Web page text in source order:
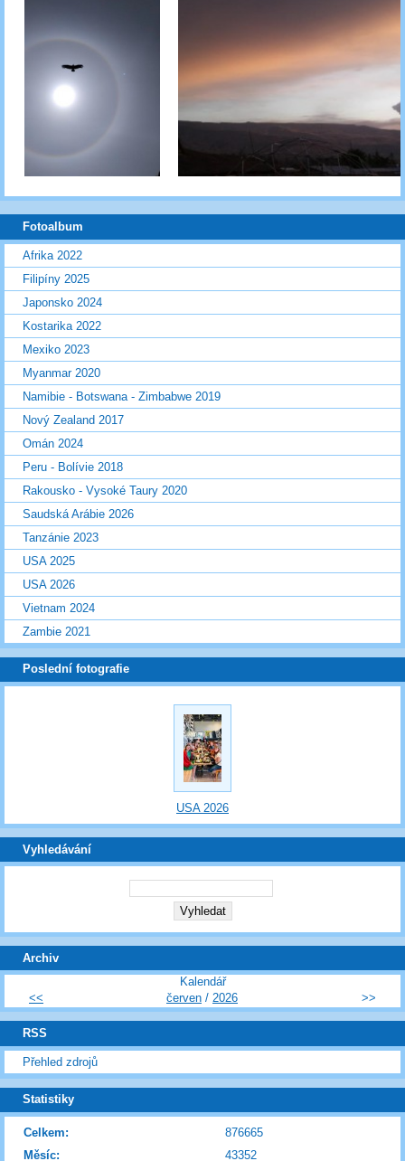
Fotoalbum
Afrika 2022
Filipíny 2025
Japonsko 2024
Kostarika 2022
Mexiko 2023
Myanmar 2020
Namibie - Botswana - Zimbabwe 2019
Nový Zealand 2017
Omán 2024
Peru - Bolívie 2018
Rakousko - Vysoké Taury 2020
Saudská Arábie 2026
Tanzánie 2023
USA 2025
USA 2026
Vietnam 2024
Zambie 2021
Poslední fotografie
USA 2026
Vyhledávání
Archiv
Kalendář
<<
červen / 2026 >>
RSS
Přehled zdrojů
Statistiky
Celkem:
876665
Měsíc:
43352